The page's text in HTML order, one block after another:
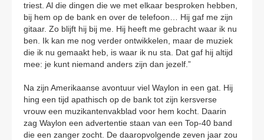
triest. Al die dingen die we met elkaar besproken hebben,
bij hem op de bank en over de telefoon… Hij gaf me zijn
gitaar. Zo blijft hij bij me. Hij heeft me gebracht waar ik nu
ben. Ik kan me nog verder ontwikkelen, maar de muziek
die ik nu gemaakt heb, is waar ik nu sta. Dat gaf hij altijd
mee: je kunt niemand anders zijn dan jezelf.”
Na zijn Amerikaanse avontuur viel Waylon in een gat. Hij
hing een tijd apathisch op de bank tot zijn kersverse
vrouw een muzikantenvakblad voor hem kocht. Daarin
zag Waylon een advertentie staan van een Top-40 band
die een zanger zocht. De daaropvolgende zeven jaar zou